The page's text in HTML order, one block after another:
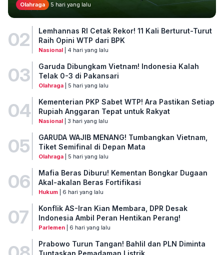
Olahraga 5 hari yang lalu
02
Lemhannas RI Cetak Rekor! 11 Kali Berturut-Turut
Raih Opini WTP dari BPK
Nasional| 4 hari yang lalu
03
Garuda Dibungkam Vietnam! Indonesia Kalah
Telak 0-3 di Pakansari
Olahraga| 5 hari yang lalu
04
Kementerian PKP Sabet WTP! Ara Pastikan Setiap
Rupiah Anggaran Tepat untuk Rakyat
Nasional| 3 hari yang lalu
05
GARUDA WAJIB MENANG! Tumbangkan Vietnam,
Tiket Semifinal di Depan Mata
Olahraga| 5 hari yang lalu
06
Mafia Beras Diburu! Kementan Bongkar Dugaan
Akal-akalan Beras Fortifikasi
Hukum| 6 hari yang lalu
07
Konflik AS-Iran Kian Membara, DPR Desak
Indonesia Ambil Peran Hentikan Perang!
Parlemen| 6 hari yang lalu
Prabowo Turun Tangan! Bahlil dan PLN Diminta
Tuntaskan Pemadaman Listrik